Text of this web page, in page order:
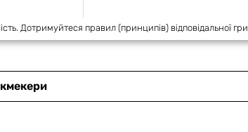
Дотримуйтеся правил (принципів) відповідальної гри